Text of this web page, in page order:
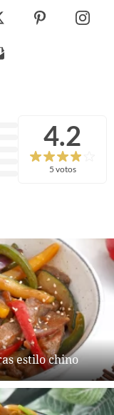
4.2
5 votos
estilo chino